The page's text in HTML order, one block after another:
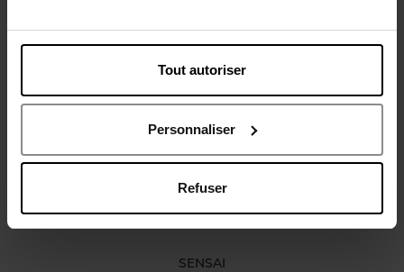
Tout autoriser
Personnaliser
Refuser
Review Beleid inzake klantbeoordelingen
Nog iets vergeten ?
SENSAI